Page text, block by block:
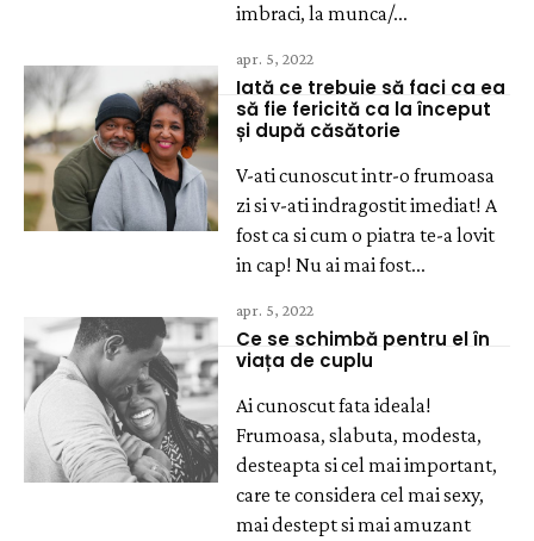
imbraci, la munca/...
apr. 5, 2022
Iată ce trebuie să faci ca ea
să fie fericită ca la început
și după căsătorie
V-ati cunoscut intr-o frumoasa
zi si v-ati indragostit imediat! A
fost ca si cum o piatra te-a lovit
in cap! Nu ai mai fost...
apr. 5, 2022
Ce se schimbă pentru el în
viața de cuplu
Ai cunoscut fata ideala!
Frumoasa, slabuta, modesta,
desteapta si cel mai important,
care te considera cel mai sexy,
mai destept si mai amuzant